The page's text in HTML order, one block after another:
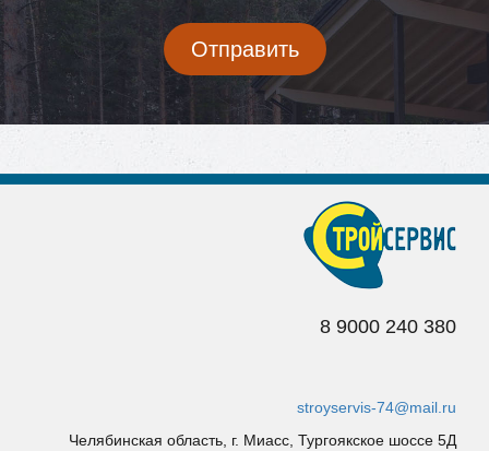
Отправить
8 9000 240 380
stroyservis-74@mail.ru
Челябинская область, г. Миасс, Тургоякское шоссе 5Д